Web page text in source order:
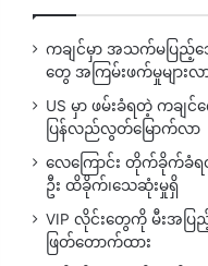
ကချင်မှာ အသက်မပြည့်
တွေ အကြမ်းဖက်မှုများလ
US မှာ ဖမ်းခံရတဲ့ ကချင်က
ပြန်လည်လွတ်မြောက်လာ
လေကြောင်း တိုက်ခိုက်ခံရ
ဦး ထိခိုက်၊သေဆုံးမှုရှိ
VIP လိုင်းတွေကို မီးအပြ
ဖြတ်တောက်ထား